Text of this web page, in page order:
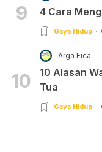
9 4 Cara
Gaya Hidup
10
Arga Fica
10 Alasan
Tua
Gaya Hidup